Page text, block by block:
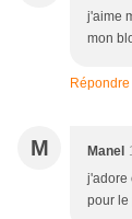
j'aime
mon
Répondre
M Manel
j'adore
pour le